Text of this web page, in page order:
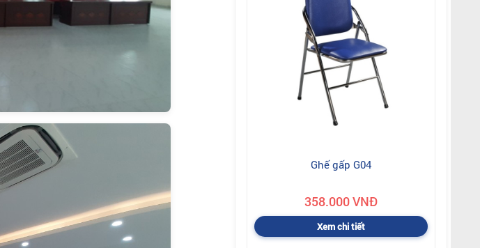
Ghế gấp G04
358.000 VNĐ
Xem chi tiết